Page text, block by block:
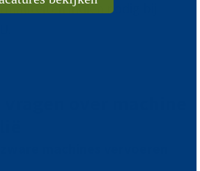
indien nodig bij